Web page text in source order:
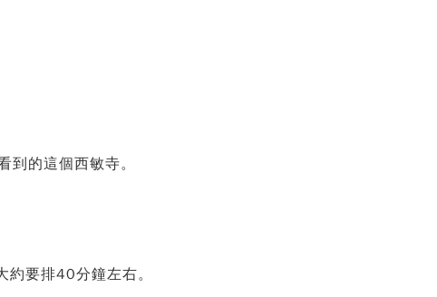
的這個西敏寺。
要排40分鐘左右。